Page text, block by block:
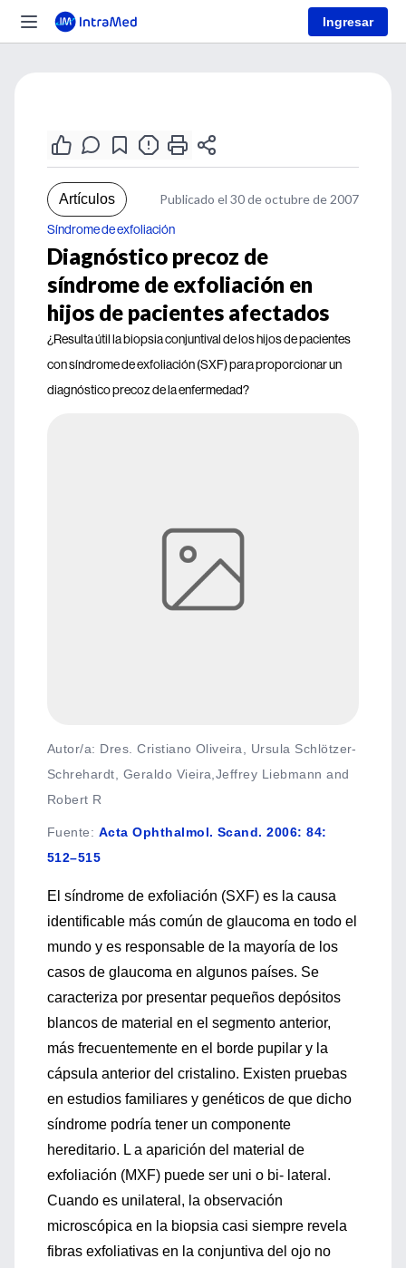
Ingresar
Artículos Publicado el 30 de octubre de 2007
Síndrome de exfoliación
Diagnóstico precoz de
síndrome de exfoliación en
hijos de pacientes afectados
¿Resulta útil la biopsia conjuntival de los hijos de pacientes
con síndrome de exfoliación (SXF) para proporcionar un
diagnóstico precoz de la enfermedad?
Autor/a: Dres. Cristiano Oliveira, Ursula Schlötzer-
Schrehardt, Geraldo Vieira,Jeffrey Liebmann and
Robert R
Fuente: Acta Ophthalmol. Scand. 2006: 84:
512–515
El síndrome de exfoliación (SXF) es la causa
identificable más común de glaucoma en todo el
mundo y es responsable de la mayoría de los
casos de glaucoma en algunos países. Se
caracteriza por presentar pequeños depósitos
blancos de material en el segmento anterior,
más frecuentemente en el borde pupilar y la
cápsula anterior del cristalino. Existen pruebas
en estudios familiares y genéticos de que dicho
síndrome podría tener un componente
hereditario. L a aparición del material de
exfoliación (MXF) puede ser uni o bi- lateral.
Cuando es unilateral, la observación
microscópica en la biopsia casi siempre revela
fibras exfoliativas en la conjuntiva del ojo no